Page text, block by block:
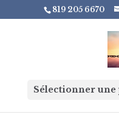
819 205 6670
Sélectionner une